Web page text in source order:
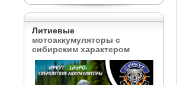
Литиевые
мотоаккумуляторы с
сибирским характером